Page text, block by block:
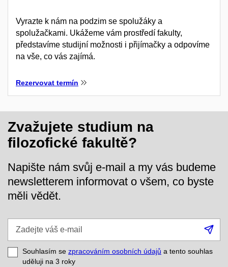
Vyrazte k nám na podzim se spolužáky a
spolužačkami. Ukážeme vám prostředí fakulty,
představíme studijní možnosti i přijímačky a odpovíme
na vše, co vás zajímá.
Rezervovat termín
Zvažujete studium na
filozofické fakultě?
Napište nám svůj e-mail a my vás budeme
newsletterem informovat o všem, co byste
měli vědět.
e-
mail
Souhlasím se zpracováním osobních údajů a tento souhlas
uděluji na 3 roky